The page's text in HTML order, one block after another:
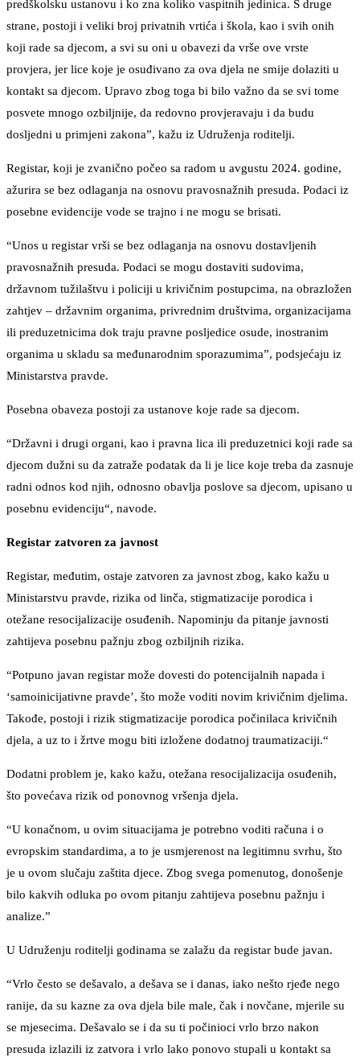
predškolsku ustanovu i ko zna koliko vaspitnih jedinica. S druge
strane, postoji i veliki broj privatnih vrtića i škola, kao i svih onih
koji rade sa djecom, a svi su oni u obavezi da vrše ove vrste
provjera, jer lice koje je osuđivano za ova djela ne smije dolaziti u
kontakt sa djecom. Upravo zbog toga bi bilo važno da se svi tome
posvete mnogo ozbiljnije, da redovno provjeravaju i da budu
dosljedni u primjeni zakona”, kažu iz Udruženja roditelji.
Registar, koji je zvanično počeo sa radom u avgustu 2024. godine,
ažurira se bez odlaganja na osnovu pravosnažnih presuda. Podaci iz
posebne evidencije vode se trajno i ne mogu se brisati.
“Unos u registar vrši se bez odlaganja na osnovu dostavljenih
pravosnažnih presuda. Podaci se mogu dostaviti sudovima,
državnom tužilaštvu i policiji u krivičnim postupcima, na obrazložen
zahtjev – državnim organima, privrednim društvima, organizacijama
ili preduzetnicima dok traju pravne posljedice osude, inostranim
organima u skladu sa međunarodnim sporazumima”, podsjećaju iz
Ministarstva pravde.
Posebna obaveza postoji za ustanove koje rade sa djecom.
“Državni i drugi organi, kao i pravna lica ili preduzetnici koji rade sa
djecom dužni su da zatraže podatak da li je lice koje treba da zasnuje
radni odnos kod njih, odnosno obavlja poslove sa djecom, upisano u
posebnu evidenciju“, navode.
Registar zatvoren za javnost
Registar, međutim, ostaje zatvoren za javnost zbog, kako kažu u
Ministarstvu pravde, rizika od linča, stigmatizacije porodica i
otežane resocijalizacije osuđenih. Napominju da pitanje javnosti
zahtijeva posebnu pažnju zbog ozbiljnih rizika.
“Potpuno javan registar može dovesti do potencijalnih napada i
‘samoinicijativne pravde’, što može voditi novim krivičnim djelima.
Takođe, postoji i rizik stigmatizacije porodica počinilaca krivičnih
djela, a uz to i žrtve mogu biti izložene dodatnoj traumatizaciji.“
Dodatni problem je, kako kažu, otežana resocijalizacija osuđenih,
što povećava rizik od ponovnog vršenja djela.
“U konačnom, u ovim situacijama je potrebno voditi računa i o
evropskim standardima, a to je usmjerenost na legitimnu svrhu, što
je u ovom slučaju zaštita djece. Zbog svega pomenutog, donošenje
bilo kakvih odluka po ovom pitanju zahtijeva posebnu pažnju i
analize.”
U Udruženju roditelji godinama se zalažu da registar bude javan.
“Vrlo često se dešavalo, a dešava se i danas, iako nešto rjeđe nego
ranije, da su kazne za ova djela bile male, čak i novčane, mjerile su
se mjesecima. Dešavalo se i da su ti počinioci vrlo brzo nakon
presuda izlazili iz zatvora i vrlo lako ponovo stupali u kontakt sa